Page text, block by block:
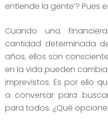
entiende la gente’? Pues
Cuando una
cantidad determinada
años, ellos son
en la vida pueden
imprevistos. Es por ello
a conversar para
para todos. ¿Qué